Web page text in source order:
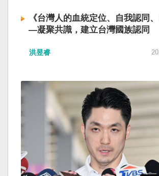
《台灣人的血統定位、自我認同、
—凝聚共識，建立台灣國族認同
洪昱睿